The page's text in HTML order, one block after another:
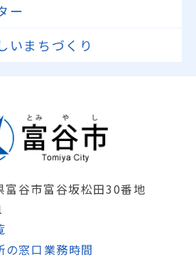
ー
いまちづくり
谷市富谷坂松田30番地
の窓口業務時間